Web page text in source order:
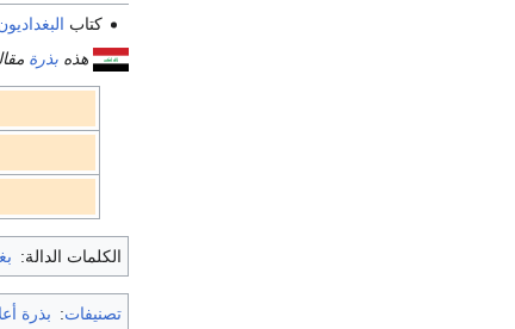
كتاب
هذه بذرة
الكلمات الدالة:
تصنيفات: بذرة